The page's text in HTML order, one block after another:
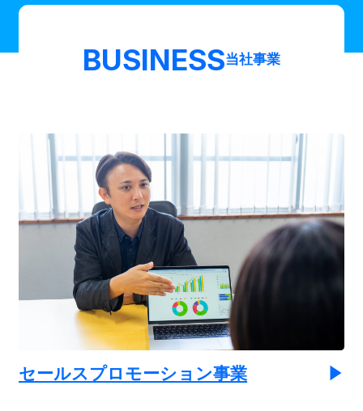
BUSINESS当社事業
セールスプロモーション事業